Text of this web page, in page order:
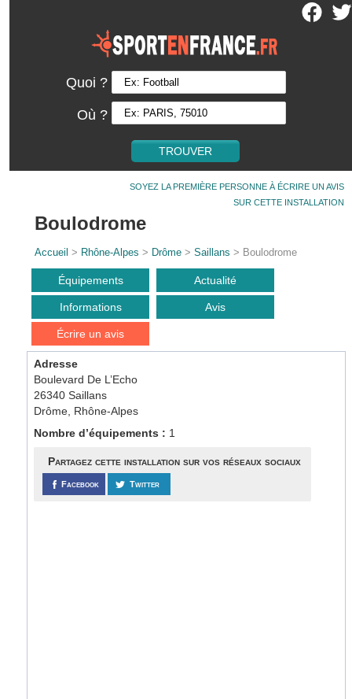
Quoi ?
Où ?
SOYEZ LA PREMIÈRE PERSONNE À ÉCRIRE UN AVIS
SUR CETTE INSTALLATION
Boulodrome
Accueil > Rhône-Alpes > Drôme >Saillans > Boulodrome
Équipements Actualité
Informations Avis
Écrire un avis
Adresse
Boulevard De L’Echo
26340 Saillans
Drôme, Rhône-Alpes
Nombre d’équipements : 1
Partagez cette installation sur vos réseaux sociaux
Facebook Twitter